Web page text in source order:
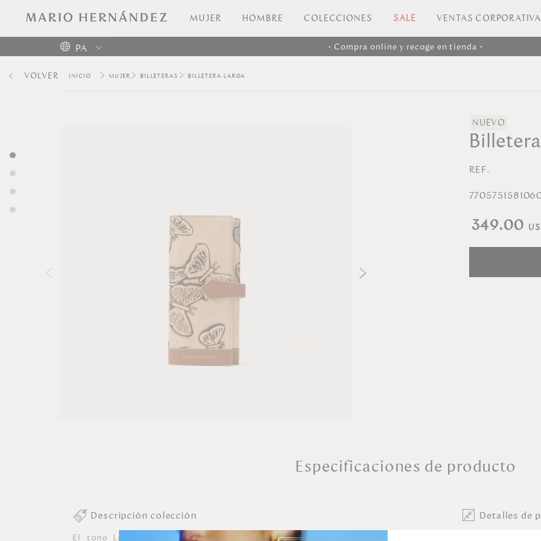
MUJER HOMBRE COLECCIONES SALE VENTAS
PA
Colombia
• Compra online y recoge en tienda •
VOLVER MUJER BILLETERAS BILLETERA LARGA
REF.
349.00
Especificaciones de producto
Descripción colección
El tono Latte de la colección Mariposas resalta la elegancia
Detalles de